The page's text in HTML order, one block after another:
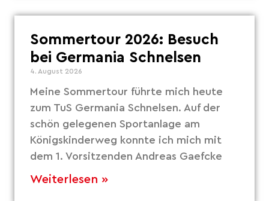
Sommertour 2026: Besuch
bei Germania Schnelsen
4. August 2026
Meine Sommertour führte mich heute
zum TuS Germania Schnelsen. Auf der
schön gelegenen Sportanlage am
Königskinderweg konnte ich mich mit
dem 1. Vorsitzenden Andreas Gaefcke
Weiterlesen »